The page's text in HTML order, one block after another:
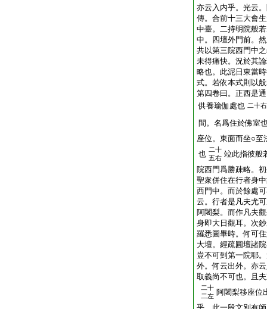
亦云入内乎。光云
傳。合前十三大會
中臺。二持明院般
中。四壇外門前。
共以第三院西門中
未得痛快。況於其
略也。此泥日東當
式。若依本式則以
第四卷曰。正西是
供養瑜伽處也 二十右
間。名爲住於佛室
座位。東面而坐○至
也 二十
五右 竝此指彼般
院西門爲勝疎略。
聖衆併住在行者身
西門中。而於餘處
云。行者是凡夫尤
阿闍梨。而作凡夫
身即大日觀耳。次
羅悉圖畢時。何可
大壇。經疏圓壇諸
豈不可到第一院耶
外。何云出外。亦
取義尚不可也。且
二十
二左 阿闍梨移座位